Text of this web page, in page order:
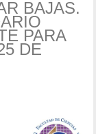
BAJAS.
PARA
DE